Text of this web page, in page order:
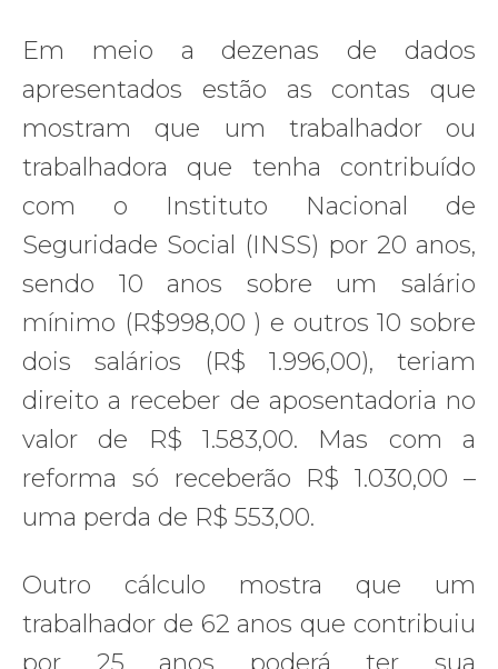
Em meio a dezenas de dados
apresentados estão as contas que
mostram que um trabalhador ou
trabalhadora que tenha contribuído
com o Instituto Nacional de
Seguridade Social (INSS) por 20 anos,
sendo 10 anos sobre um salário
mínimo (R$998,00 ) e outros 10 sobre
dois salários (R$ 1.996,00), teriam
direito a receber de aposentadoria no
valor de R$ 1.583,00. Mas com a
reforma só receberão R$ 1.030,00 –
uma perda de R$ 553,00.
Outro cálculo mostra que um
trabalhador de 62 anos que contribuiu
por 25 anos poderá ter sua